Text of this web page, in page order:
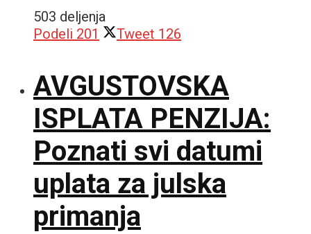
503 deljenja
Podeli 201 Tweet 126
AVGUSTOVSKA
ISPLATA PENZIJA:
Poznati svi datumi
uplata za julska
primanja